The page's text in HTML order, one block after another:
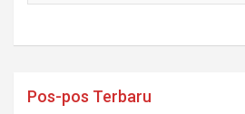
Pos-pos Terbaru